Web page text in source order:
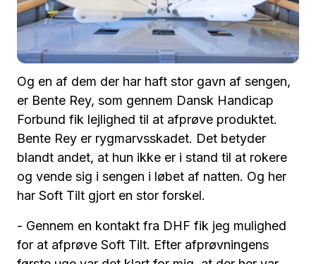
Og en af dem der har haft stor gavn af sengen,
er Bente Rey, som gennem Dansk Handicap
Forbund fik lejlighed til at afprøve produktet.
Bente Rey er rygmarvsskadet. Det betyder
blandt andet, at hun ikke er i stand til at rokere
og vende sig i sengen i løbet af natten. Og her
har Soft Tilt gjort en stor forskel.
- Gennem en kontakt fra DHF fik jeg mulighed
for at afprøve Soft Tilt. Efter afprøvningens